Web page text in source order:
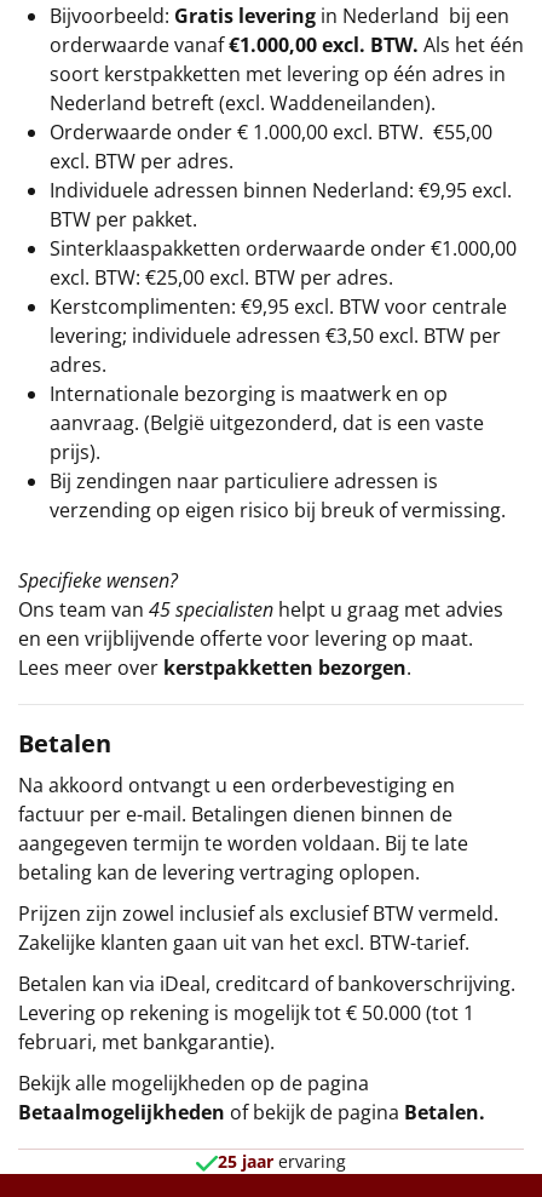
Bijvoorbeeld: Gratis levering in Nederland bij een
orderwaarde vanaf€1.000,00 excl. BTW. Als het één
soort kerstpakketten met levering op één adres in
Nederland betreft (excl. Waddeneilanden).
Orderwaarde onder € 1.000,00 excl. BTW. €55,00
excl. BTW per adres.
Individuele adressen binnen Nederland: €9,95 excl.
BTW per pakket.
Sinterklaaspakketten orderwaarde onder €1.000,00
excl. BTW: €25,00 excl. BTW per adres.
Kerstcomplimenten: €9,95 excl. BTW voor centrale
levering; individuele adressen €3,50 excl. BTW per
adres.
Internationale bezorging is maatwerk en op
aanvraag. (België uitgezonderd, dat is een vaste
prijs).
Bij zendingen naar particuliere adressen is
verzending op eigen risico bij breuk of vermissing.
Specifieke wensen?
Ons team van 45 specialisten helpt u graag met advies
en een vrijblijvende offerte voor levering op maat.
Lees meer over kerstpakketten bezorgen.
Betalen
Na akkoord ontvangt u een orderbevestiging en
factuur per e-mail. Betalingen dienen binnen de
aangegeven termijn te worden voldaan. Bij te late
betaling kan de levering vertraging oplopen.
Prijzen zijn zowel inclusief als exclusief BTW vermeld.
Zakelijke klanten gaan uit van het excl. BTW-tarief.
Betalen kan via iDeal, creditcard of bankoverschrijving.
Levering op rekening is mogelijk tot € 50.000 (tot 1
februari, met bankgarantie).
Bekijk alle mogelijkheden op de pagina
Betaalmogelijkheden of bekijk de pagina Betalen.
25 jaar ervaring